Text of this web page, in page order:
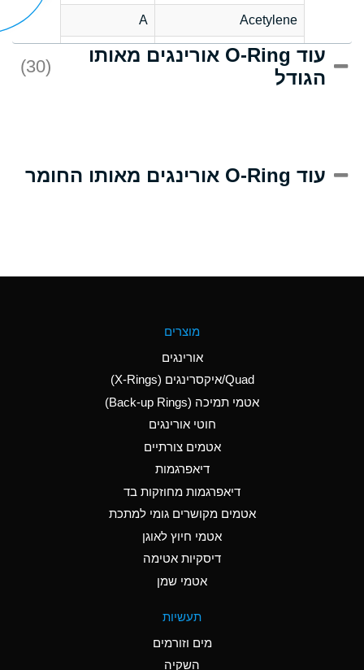
Acetylene
A
Acrlylonitrile
C
Adipic Acid
(Aqueous)
Aluminum Nitrate
(Aqueous)
Aluminum Phosphate
Ammonia Anhydrous
D
Ammonia Gas (cold)
D
Ammonia Gas (hot)
עוד O-Ring אורינגים מאותו
הגודל
(30)
עוד O-Ring אורינגים מאותו החומר
מוצרים
אורינגים
Quad/איקסרינגים (X-Rings)
אטמי תמיכה (Back-up Rings)
חוטי אורינגים
אטמים צורתיים
דיאפרגמות
דיאפרגמות מחוזקות בד
אטמים מקושרים גומי למתכת
אטמי חיוץ לאוגן
דיסקיות אטימה
אטמי שמן
תעשיות
מים וזורמים
השקיה